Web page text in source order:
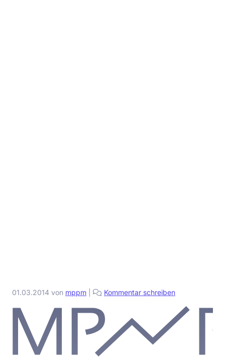
01.03.2014 von mppm Kommentar schreiben